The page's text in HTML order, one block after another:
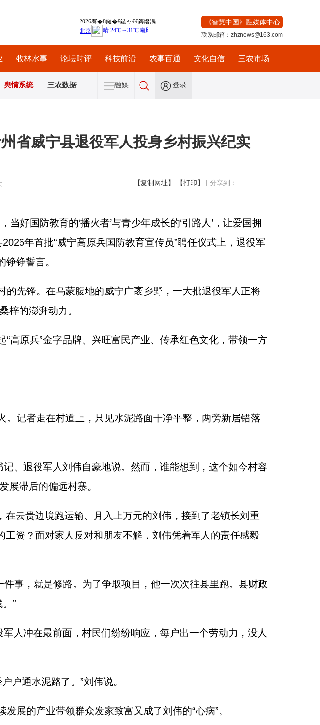
《智慧中国》融媒体中心
联系邮箱：zhznews@163.com
牧林水事 论坛时评 科技前沿 农事百通 文化自信 三农市场
舆情系统 三农数据 融媒 登录
省威宁县退役军人投身乡村振兴纪实
【复制网址】 【打印】 | 分享到：
好国防教育的‘播火者’与青少年成长的‘引路人’，让爱国拥
年首批“威宁高原兵国防教育宣传员”聘任仪式上，退役军
铮誓言。
先锋。在乌蒙腹地的威宁广袤乡野，一大批退役军人正将
梓的澎湃动力。
高原兵”金字品牌、兴旺富民产业、传承红色文化，带领一方
记者走在村道上，只见水泥路面干净平整，两旁新居错落
、退役军人刘伟自豪地说。然而，谁能想到，这个如今村容
展滞后的偏远村寨。
云贵边境跑运输、月入上万元的刘伟，接到了老镇长刘重
资？面对家人反对和朋友不解，刘伟凭着军人的责任感毅
事，就是修路。为了争取项目，他一次次往县里跑。县财政
”
人冲在最前面，村民们纷纷响应，每户出一个劳动力，没人
户通水泥路了。”刘伟说。
展的产业带领群众发家致富又成了刘伟的“心病”。